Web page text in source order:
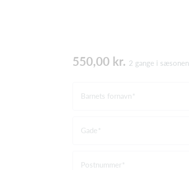
550,00 kr. 2 gange i sæsonen
Barnets fornavn
Gade
Postnummer